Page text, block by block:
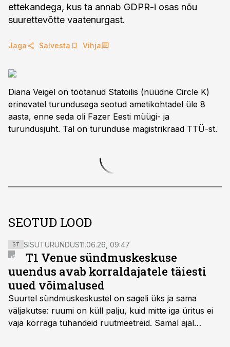
ettekandega, kus ta annab GDPR-i osas nõu
suurettevõtte vaatenurgast.
Jaga Salvesta Vihja
Diana Veigel on töötanud Statoilis (nüüdne Circle K)
erinevatel turundusega seotud ametikohtadel üle 8
aasta, enne seda oli Fazer Eesti müügi- ja
turundusjuht. Tal on turunduse magistrikraad TTÜ-st.
SEOTUD LOOD
ST SISUTURUNDUS11.06.26, 09:47
T1 Venue sündmuskeskuse
uuendus avab korraldajatele täiesti
uued võimalused
Suurtel sündmuskeskustel on sageli üks ja sama
väljakutse: ruumi on küll palju, kuid mitte iga üritus ei
vaja korraga tuhandeid ruutmeetreid. Samal ajal